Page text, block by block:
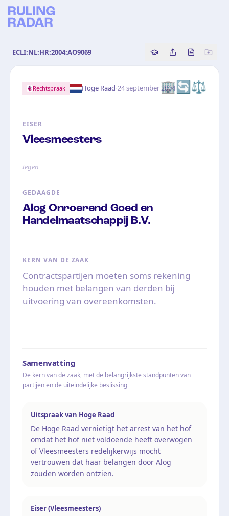
ECLI:NL:HR:2004:AO9069 Copy source
Share this
Bekijk
🏢🔄⚖️
Rechtspraak Hoge Raad·24 september 2004
EISER
Vleesmeesters
tegen
GEDAAGDE
Alog Onroerend Goed en
Handelmaatschappij B.V.
KERN VAN DE ZAAK
Contractspartijen moeten soms rekening
houden met belangen van derden bij
uitvoering van overeenkomsten.
Samenvatting
De kern van de zaak, met de belangrijkste standpunten van
partijen en de uiteindelijke beslissing
Uitspraak van Hoge Raad
De Hoge Raad vernietigt het arrest van het hof
omdat het hof niet voldoende heeft overwogen
of Vleesmeesters redelijkerwijs mocht
vertrouwen dat haar belangen door Alog
zouden worden ontzien.
Eiser (Vleesmeesters)